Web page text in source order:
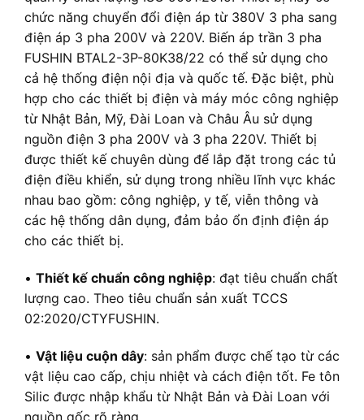
chức năng chuyển đổi điện áp từ 380V 3 pha sang
điện áp 3 pha 200V và 220V. Biến áp trần 3 pha
FUSHIN BTAL2-3P-80K38/22 có thể sử dụng cho
cả hệ thống điện nội địa và quốc tế. Đặc biệt, phù
hợp cho các thiết bị điện và máy móc công nghiệp
từ Nhật Bản, Mỹ, Đài Loan và Châu Âu sử dụng
nguồn điện 3 pha 200V và 3 pha 220V. Thiết bị
được thiết kế chuyên dùng để lắp đặt trong các tủ
điện điều khiển, sử dụng trong nhiều lĩnh vực khác
nhau bao gồm: công nghiệp, y tế, viễn thông và
các hệ thống dân dụng, đảm bảo ổn định điện áp
cho các thiết bị.
• Thiết kế chuẩn công nghiệp: đạt tiêu chuẩn chất
lượng cao. Theo tiêu chuẩn sản xuất TCCS
02:2020/CTYFUSHIN.
• Vật liệu cuộn dây: sản phẩm được chế tạo từ các
vật liệu cao cấp, chịu nhiệt và cách điện tốt. Fe tôn
Silic được nhập khẩu từ Nhật Bản và Đài Loan với
nguồn gốc rõ ràng.